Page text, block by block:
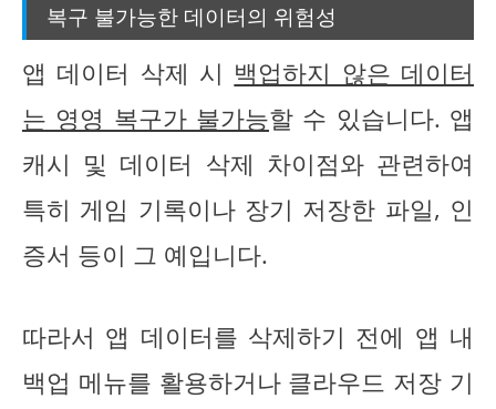
복구 불가능한 데이터의 위험성
앱 데이터 삭제 시 백업하지 않은 데이터
는 영영 복구가 불가능할 수 있습니다. 앱
캐시 및 데이터 삭제 차이점와 관련하여
특히 게임 기록이나 장기 저장한 파일, 인
증서 등이 그 예입니다.
따라서 앱 데이터를 삭제하기 전에 앱 내
백업 메뉴를 활용하거나 클라우드 저장 기